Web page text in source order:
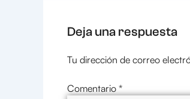
Deja una respuesta
Tu dirección de correo
Comentario *